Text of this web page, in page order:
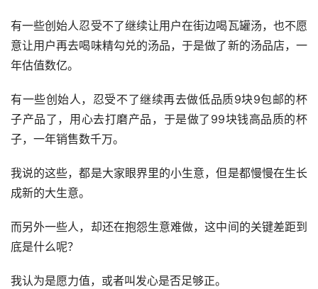
有一些创始人忍受不了继续让用户在街边喝瓦罐汤，也不愿
意让用户再去喝味精勾兑的汤品，于是做了新的汤品店，一
年估值数亿。
有一些创始人，忍受不了继续再去做低品质9块9包邮的杯
子产品了，用心去打磨产品，于是做了99块钱高品质的杯
子，一年销售数千万。
我说的这些，都是大家眼界里的小生意，但是都慢慢在生长
成新的大生意。
而另外一些人，却还在抱怨生意难做，这中间的关键差距到
底是什么呢？
我认为是愿力值，或者叫发心是否足够正。